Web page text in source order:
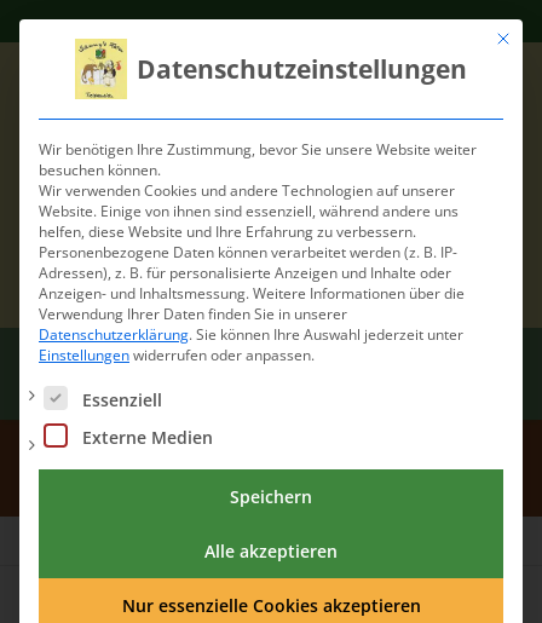
IMG_0121_3_1
Zufluchtsort /
Published10. Juni 2016at 491×400 inZufluchtsort.
Mit
Datenschutzeinstellungen
Wir benötigen Ihre Zustimmung, bevor Sie unsere Website weiter
besuchen können.
Wir verwenden Cookies und andere Technologien auf unserer
Website. Einige von ihnen sind essenziell, während andere uns
helfen, diese Website und Ihre Erfahrung zu verbessern.
Personenbezogene Daten können verarbeitet werden (z. B. IP-
Adressen), z. B. für personalisierte Anzeigen und Inhalte oder
Anzeigen- und Inhaltsmessung.Weitere Informationen über die
Verwendung Ihrer Daten finden Sie in unserer
Datenschutzerklärung.Sie können Ihre Auswahl jederzeit unter
Einstellungenwiderrufen oder anpassen.
Es folgt eine Liste der Service-Gruppen, für die eine
Essenziell
Externe Medien
Speichern
Alle akzeptieren
Nur essenzielle Cookies akzeptieren